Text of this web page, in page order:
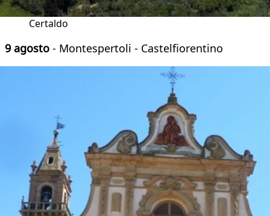
Certaldo
9 agosto - Montespertoli - Castelfiorentino